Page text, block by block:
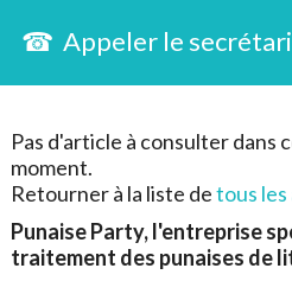
☎ Appeler le
Pas d'article à consulter dans
moment.
Retourner à la liste detous
Punaise Party, l'entreprise
traitement des punaises de